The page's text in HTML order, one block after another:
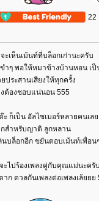
22
ะเห็นเม้นท์ที่บล็อกเก่านะครับ
าขำๆ พอให้หมาข้างบ้านหอน เ
ประสานเสียงให้ทุกครั้ง
ต้องชอบแน่นอน 555
ก็เป็น อัลไซเมอร์หลายคนเล
สำหรับญาติ ลูกหลาน
นบล็อกอีก ขยันตอบเม้นท์เพื่อน
ะไปร้องเพลงคู่กับคุณแม่นะครับ
ก ดวลกันเพลงต่อเพลงเล้ยยย